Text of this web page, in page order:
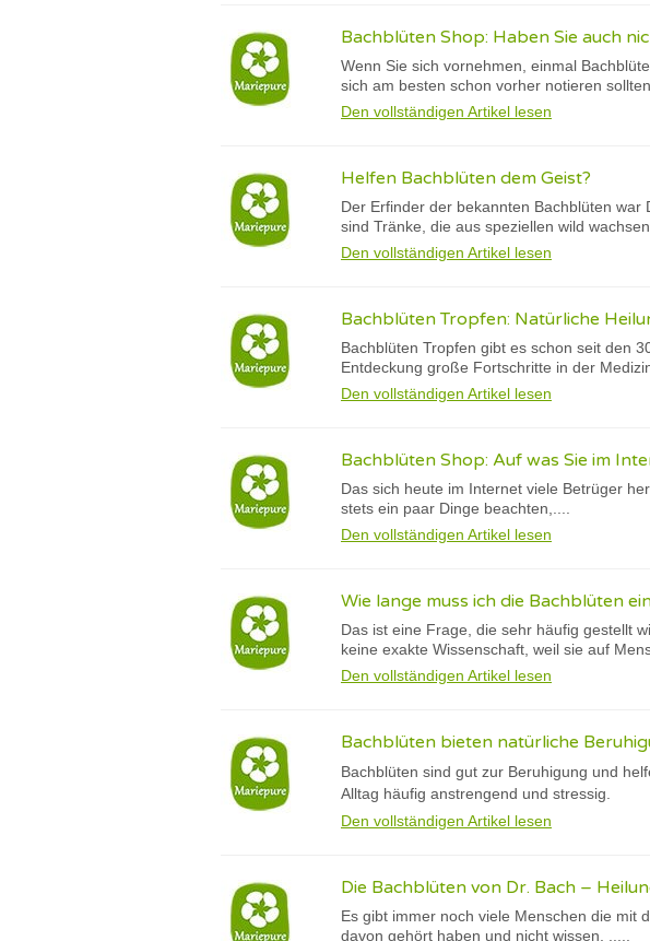
Bachblüten Shop: Haben Sie auch
Wenn Sie sich vornehmen, einmal
sich am besten schon vorher notieren sollten.
Den vollständigen Artikel lesen
Helfen Bachblüten dem Geist?
Der Erfinder der bekannten Bachblüten
sind Tränke, die aus speziellen wild
Den vollständigen Artikel lesen
Bachblüten Tropfen: Natürliche
Bachblüten Tropfen gibt es schon seit den
Entdeckung große Fortschritte in der
Den vollständigen Artikel lesen
Bachblüten Shop: Auf was Sie im
Das sich heute im Internet viele Betrüger
stets ein paar Dinge beachten,....
Den vollständigen Artikel lesen
Wie lange muss ich die Bachblüten
Das ist eine Frage, die sehr häufig gestellt
keine exakte Wissenschaft, weil sie auf
Den vollständigen Artikel lesen
Bachblüten bieten natürliche
Bachblüten sind gut zur Beruhigung und
Alltag häufig anstrengend und stressig.
Den vollständigen Artikel lesen
Die Bachblüten von Dr. Bach –
Es gibt immer noch viele Menschen die mit
davon gehört haben und nicht wissen, .....